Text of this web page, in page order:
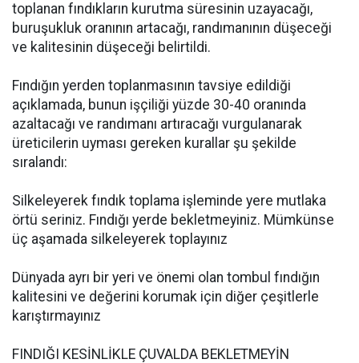
toplanan fındıkların kurutma süresinin uzayacağı,
buruşukluk oranının artacağı, randımanının düşeceği
ve kalitesinin düşeceği belirtildi.
Fındığın yerden toplanmasının tavsiye edildiği
açıklamada, bunun işçiliği yüzde 30-40 oranında
azaltacağı ve randımanı artıracağı vurgulanarak
üreticilerin uyması gereken kurallar şu şekilde
sıralandı:
Silkeleyerek fındık toplama işleminde yere mutlaka
örtü seriniz. Fındığı yerde bekletmeyiniz. Mümkünse
üç aşamada silkeleyerek toplayınız
Dünyada ayrı bir yeri ve önemi olan tombul fındığın
kalitesini ve değerini korumak için diğer çeşitlerle
karıştırmayınız
FINDIĞI KESİNLİKLE ÇUVALDA BEKLETMEYİN